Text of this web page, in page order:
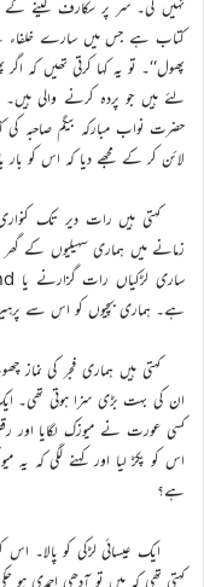
نہیں کی۔ سر پر سکارف لینے کے
کتاب ہے جس میں سارے خلفاء
پھول‘‘۔ تو یہ کہا کرتی تھیں کہ
لئے ہیں جو پردہ کرنے والی
حضرت نواب مبارکہ بیگم صاحبہ
لائن کر کے مجھے دیا کہ اس کو بار
کہتی ہیں رات دیر تک
زمانے میں ہماری سہیلیوں کے
ہے۔ ہماری بچیوں کو اس سے
کہتی ہیں ہماری فجر کی
ان کی بہت بڑی سزا ہوتی تھی۔ ایک
کسی عورت نے میوزک لگایا اور
اس کو پکڑ لیا اور کہنے لگی کہ یہ
ہے؟
ایک عیسائی لڑکی کو پالا۔ اس
کہتی تھی کہ میں تو آدھی احمدی ہو